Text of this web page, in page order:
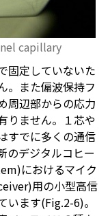
capillary
固定していないた
。また偏波保持フ
周辺部からの応力
りません。１芯や
すでに多くの通信
のデジタルコヒー
におけるマイク
用の小型高信
います(Fig.2-6)。